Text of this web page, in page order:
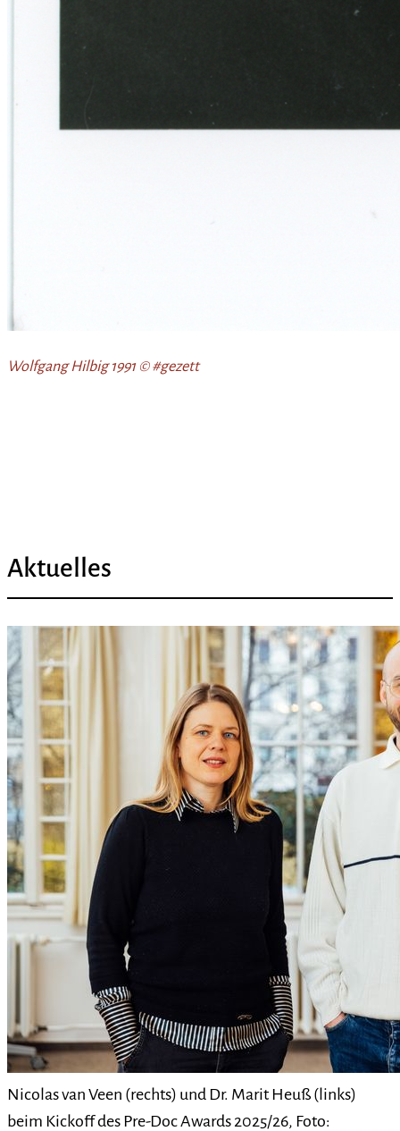
Wolfgang Hilbig 1991 © #gezett
Aktuelles
Nicolas van Veen (rechts) und Dr. Marit Heuß (links)
beim Kickoff des Pre-Doc Awards 2025/26, Foto: